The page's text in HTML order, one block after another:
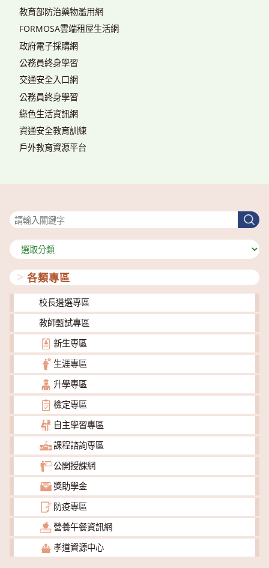
教育部防治藥物濫用網
FORMOSA雲端租屋生活網
政府電子採購網
公務員終身學習
交通安全入口網
公務員終身學習
綠色生活資訊網
資通安全教育訓練
戶外教育資源平台
搜
尋
分
類
各類專區
校長遴選專區
教師甄試專區
新生專區
生涯專區
升學專區
檢定專區
自主學習專區
課程諮詢專區
公開授課網
獎助學金
防疫專區
營養午餐資訊網
孝道資源中心